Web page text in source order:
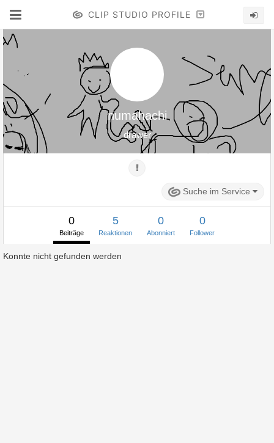
CLIP STUDIO PROFILE
numahachi
drawer
Suche im Service
0
Beiträge
5
Reaktionen
0
Abonniert
0
Follower
Konnte nicht gefunden werden